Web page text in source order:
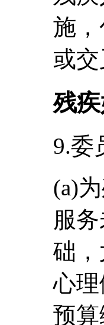
施
或
残
9.委
(a)
服
础
心
预